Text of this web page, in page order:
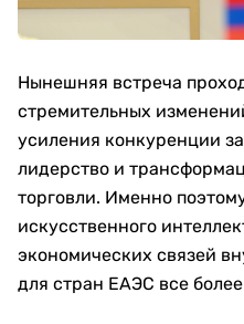
Нынешняя встреча
стремительных
усиления конкуренции
лидерство и
торговли. Именно
искусственного
экономических связей
для стран ЕАЭС все